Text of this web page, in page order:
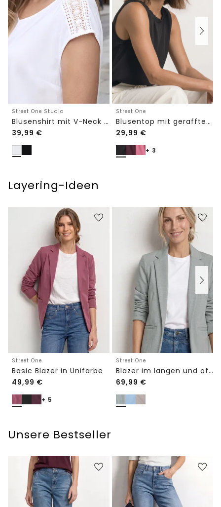
Street One Studio
Blusenshirt mit V-Neck und Spitze
39,99 €
Street One
Blusentop mit gerafftem Rundhals
29,99 €
+ 3
Layering-Ideen
Street One
Basic Blazer in Unifarbe
49,99 €
+ 5
Street One
Blazer im langen und offenen Schnitt
69,99 €
Unsere Bestseller